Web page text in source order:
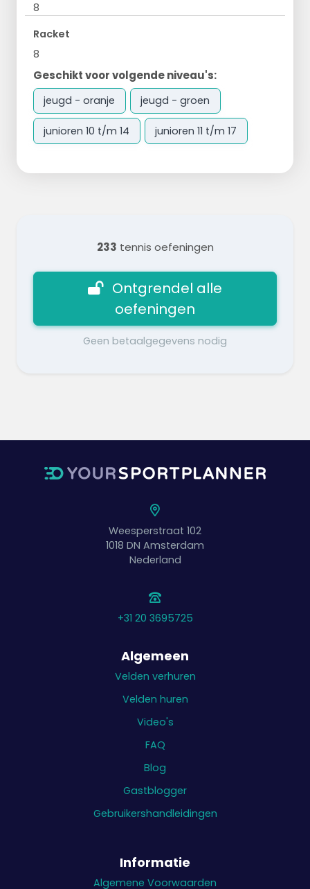
8
Racket
8
Geschikt voor volgende niveau's:
jeugd - oranje jeugd - groen
junioren 10 t/m 14 junioren 11 t/m 17
233 tennis oefeningen
Ontgrendel alle
oefeningen
Geen betaalgegevens nodig
Weesperstraat 102
1018 DN Amsterdam
Nederland
+31 20 3695725
Algemeen
Velden verhuren
Velden huren
Video's
FAQ
Blog
Gastblogger
Gebruikershandleidingen
Informatie
Algemene Voorwaarden